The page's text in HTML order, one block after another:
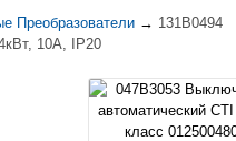
Преобразователи → 131B0494
10А, IP20